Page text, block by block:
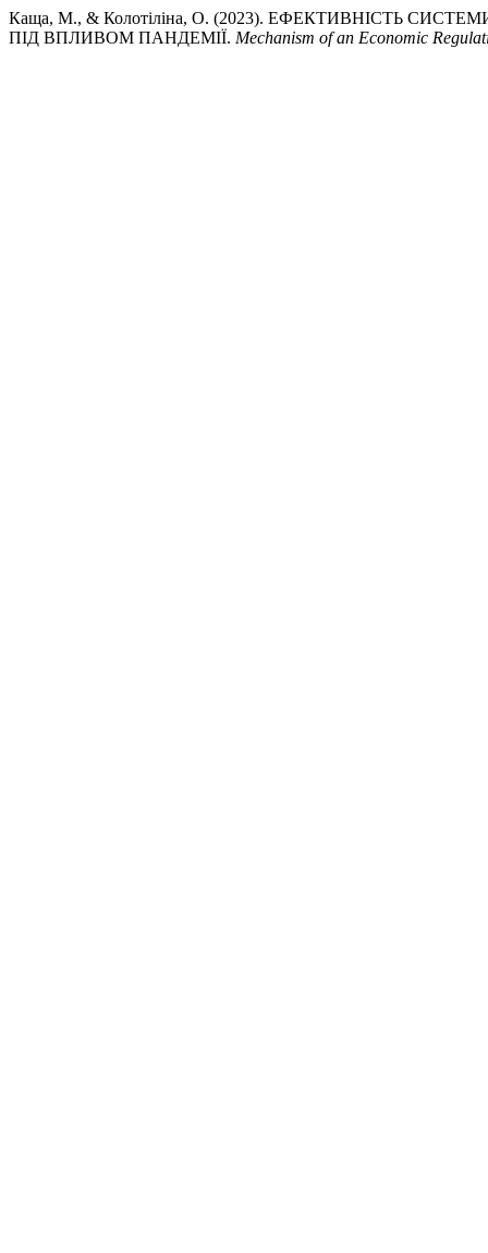
Каща, М., & Колотіліна, О. (2023). ЕФЕКТИВНІСТЬ
ПІД ВПЛИВОМ ПАНДЕМІЇ. Mechanism of an Economic